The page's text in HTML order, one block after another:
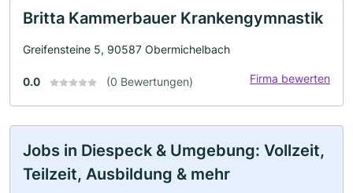
Britta Kammerbauer Krankengymnastik
Greifensteine 5, 90587 Obermichelbach
0.0 (0 Bewertungen) Firma bewerten
Jobs in Diespeck & Umgebung: Vollzeit,
Teilzeit, Ausbildung & mehr